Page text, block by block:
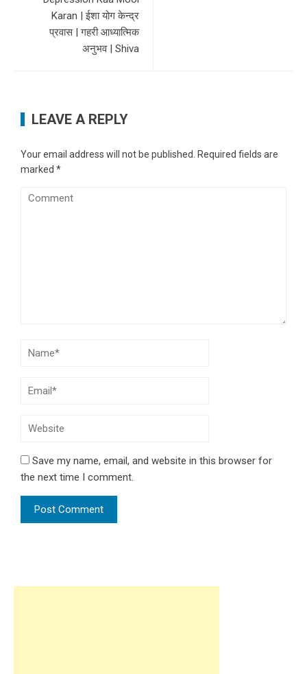
Karan | ईशा योग केन्द्र
प्रवास | गहरी आध्यात्मिक
अनुभव | Shiva
LEAVE A REPLY
Your email address will not be published.
Required fields are
marked *
Save my name, email, and website in this browser for
the next time I comment.